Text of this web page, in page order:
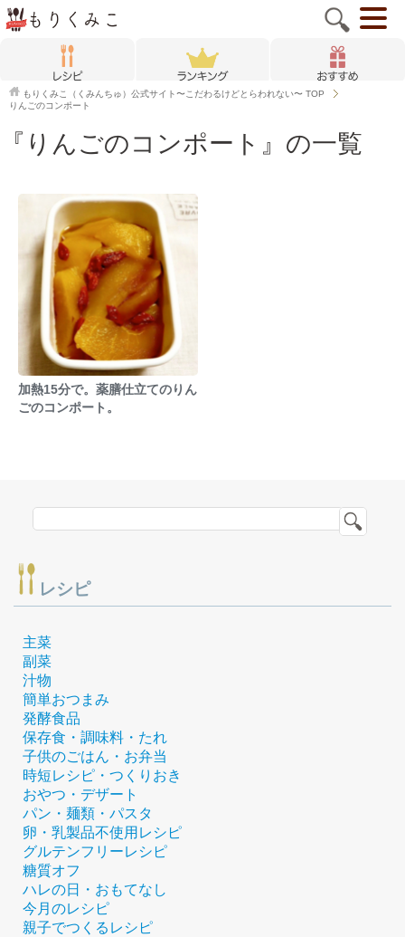
もりくみこ（くみんちゅ）公式サイト〜こだわるけどとらわれない〜 TOP
りんごのコンポート
『りんごのコンポート』の一覧
加熱15分で。薬膳仕立てのりん
ごのコンポート。
レシピ
主菜
副菜
汁物
簡単おつまみ
発酵食品
保存食・調味料・たれ
子供のごはん・お弁当
時短レシピ・つくりおき
おやつ・デザート
パン・麺類・パスタ
卵・乳製品不使用レシピ
グルテンフリーレシピ
糖質オフ
ハレの日・おもてなし
今月のレシピ
親子でつくるレシピ